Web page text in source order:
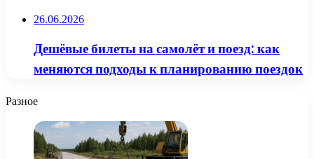
26.06.2026
Дешёвые билеты на самолёт и поезд: как
меняются подходы к планированию поездок
Разное